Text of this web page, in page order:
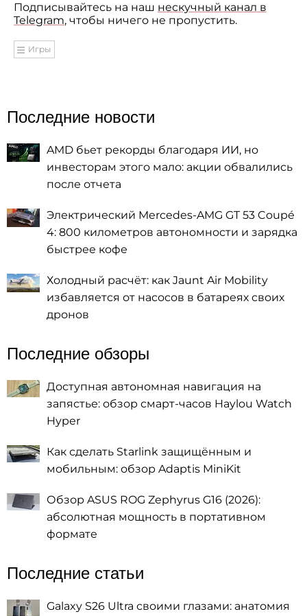
Подписывайтесь на наш нескучный канал в
Telegram, чтобы ничего не пропустить.
Игры
Последние новости
AMD бьет рекорды благодаря ИИ, но
инвесторам этого мало: акции обвалились
после отчета
Электрический Mercedes-AMG GT 53 Coupé
4: 800 километров автономности и зарядка
быстрее кофе
Холодный расчёт: как Jaunt Air Mobility
избавляется от насосов в батареях своих
дронов
Последние обзоры
Доступная автономная навигация на
запястье: обзор смарт-часов Haylou Watch
Hyper
Как сделать Starlink защищённым и
мобильным: обзор Adaptis MiniKit
Обзор ASUS ROG Zephyrus G16 (2026):
абсолютная мощность в портативном
формате
Последние статьи
Galaxy S26 Ultra своими глазами: анатомия